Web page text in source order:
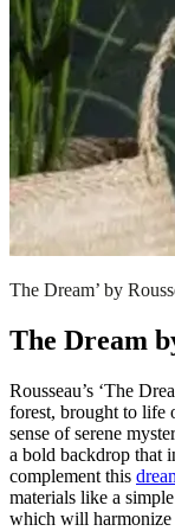
The Dream’ by
The Dream
Rousseau’s ‘The
forest, brought to life
sense of serene
a bold backdrop that
complement this
materials like a
which will harmonize